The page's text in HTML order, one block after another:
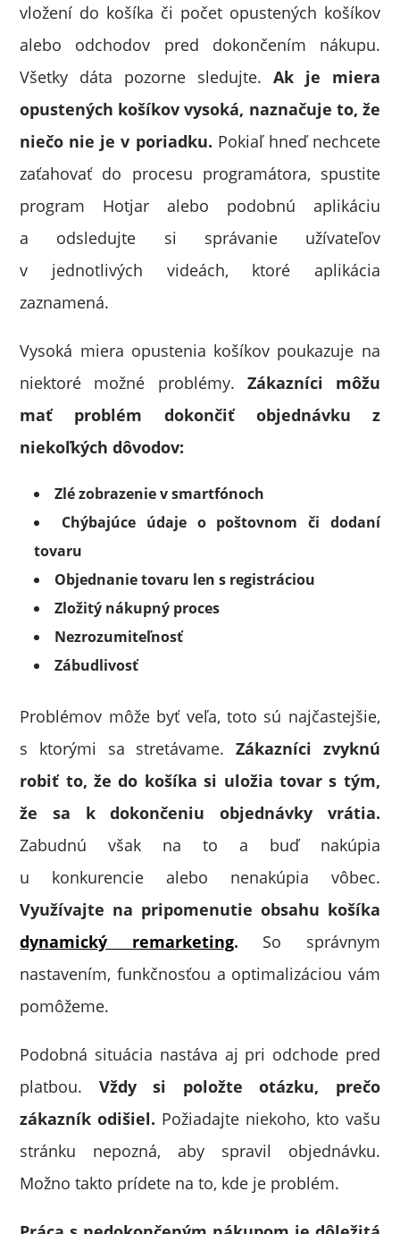
vložení do košíka či počet opustených košíkov
alebo odchodov pred dokončením nákupu.
Všetky dáta pozorne sledujte. Ak je miera
opustených košíkov vysoká, naznačuje to, že
niečo nie je v poriadku. Pokiaľ hneď nechcete
zaťahovať do procesu programátora, spustite
program Hotjar alebo podobnú aplikáciu
a odsledujte si správanie užívateľov
v jednotlivých videách, ktoré aplikácia
zaznamená.
Vysoká miera opustenia košíkov poukazuje na
niektoré možné problémy. Zákazníci môžu
mať problém dokončiť objednávku z
niekoľkých dôvodov:
Zlé zobrazenie v smartfónoch
Chýbajúce údaje o poštovnom či dodaní
tovaru
Objednanie tovaru len s registráciou
Zložitý nákupný proces
Nezrozumiteľnosť
Zábudlivosť
Problémov môže byť veľa, toto sú najčastejšie,
s ktorými sa stretávame. Zákazníci zvyknú
robiť to, že do košíka si uložia tovar s tým,
že sa k dokončeniu objednávky vrátia.
Zabudnú však na to a buď nakúpia
u konkurencie alebo nenakúpia vôbec.
Využívajte na pripomenutie obsahu košíka
dynamický remarketing. So správnym
nastavením, funkčnosťou a optimalizáciou vám
pomôžeme.
Podobná situácia nastáva aj pri odchode pred
platbou. Vždy si položte otázku, prečo
zákazník odišiel. Požiadajte niekoho, kto vašu
stránku nepozná, aby spravil objednávku.
Možno takto prídete na to, kde je problém.